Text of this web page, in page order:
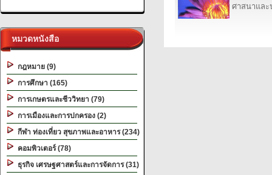
Filename: library/header.php
Line Number: 345
"alt="Slider 01" />
หมวดหนังสือ
กฎหมาย (9)
การศึกษา (165)
การเกษตรและชีววิทยา (79)
การเมืองและการปกครอง (2)
กีฬา ท่องเที่ยว สุขภาพและอาหาร (234)
คอมพิวเตอร์ (78)
ธุรกิจ เศรษฐศาสตร์และการจัดการ (31)
ศาสนาแล